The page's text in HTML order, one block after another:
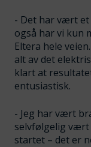
- Det har vært et
også har vi kun
Eltera hele
alt av det
klart at
entusiastisk.
- Jeg har vært
selvfølgelig vært
startet – det er